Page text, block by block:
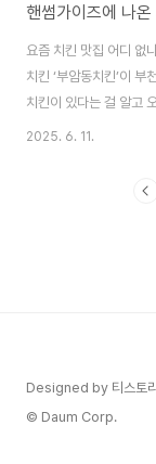
요즘 치킨 맛집 어디 없
치킨 ‘부암동치킨’이
치킨이 있다는 걸 알고
엄, 후라이드 치킨 클라
2025. 6. 11.
Designed by 티스토리
© Daum Corp.